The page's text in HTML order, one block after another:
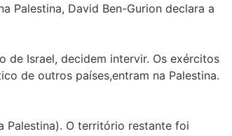
Palestina, David Ben-Gurion declara a
de Israel, decidem intervir. Os exércitos
de outros países,entram na Palestina.
Palestina). O território restante foi